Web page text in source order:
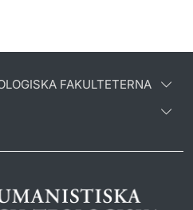
FAKULTETERNA